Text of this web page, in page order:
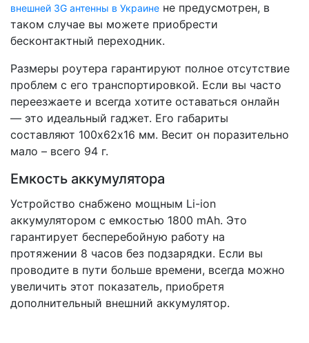
внешней 3G антенны в Украине не предусмотрен, в
таком случае вы можете приобрести
бесконтактный переходник.
Размеры роутера гарантируют полное отсутствие
проблем с его транспортировкой. Если вы часто
переезжаете и всегда хотите оставаться онлайн
— это идеальный гаджет. Его габариты
составляют 100х62х16 мм. Весит он поразительно
мало – всего 94 г.
Емкость аккумулятора
Устройство снабжено мощным Li-ion
аккумулятором с емкостью 1800 mAh. Это
гарантирует бесперебойную работу на
протяжении 8 часов без подзарядки. Если вы
проводите в пути больше времени, всегда можно
увеличить этот показатель, приобретя
дополнительный внешний аккумулятор.